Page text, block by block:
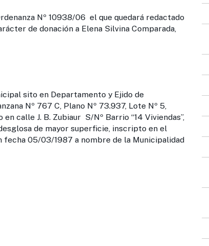
Nº 10938/06 el que quedará redactado
de donación a Elena Silvina Comparada,
sito en Departamento y Ejido de
Nº 767 C, Plano Nº 73.937, Lote Nº 5,
calle J. B. Zubiaur S/Nº Barrio “14 Viviendas”,
de mayor superficie, inscripto en el
fecha 05/03/1987 a nombre de la Municipalidad